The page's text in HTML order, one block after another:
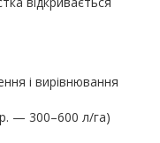
і вирівнювання
— 300–600 л/га)